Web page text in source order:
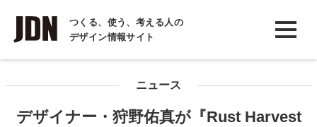
つくる、使う、考える人の
デザイン情報サイト
INTERVIEW
インタビュー
ニュース
デザイナー・狩野佑真が『Rust Harvest